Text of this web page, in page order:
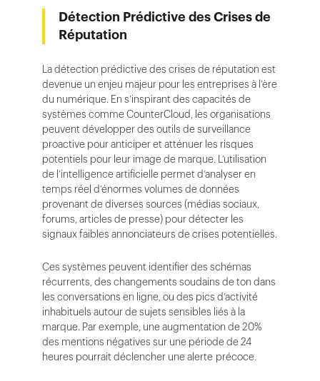
Détection Prédictive des Crises de
Réputation
La détection prédictive des crises de réputation est
devenue un enjeu majeur pour les entreprises à l’ère
du numérique. En s’inspirant des capacités de
systèmes comme CounterCloud, les organisations
peuvent développer des outils de surveillance
proactive pour anticiper et atténuer les risques
potentiels pour leur image de marque. L’utilisation
de l’intelligence artificielle permet d’analyser en
temps réel d’énormes volumes de données
provenant de diverses sources (médias sociaux,
forums, articles de presse) pour détecter les
signaux faibles annonciateurs de crises potentielles.
Ces systèmes peuvent identifier des schémas
récurrents, des changements soudains de ton dans
les conversations en ligne, ou des pics d’activité
inhabituels autour de sujets sensibles liés à la
marque. Par exemple, une augmentation de 20%
des mentions négatives sur une période de 24
heures pourrait déclencher une alerte précoce.